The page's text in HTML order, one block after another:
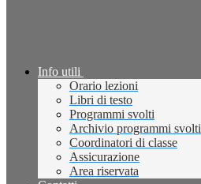
Info utili
Orario lezioni
Libri di testo
Programmi svolti
Archivio programmi svolti
Coordinatori di classe
Assicurazione
Area riservata